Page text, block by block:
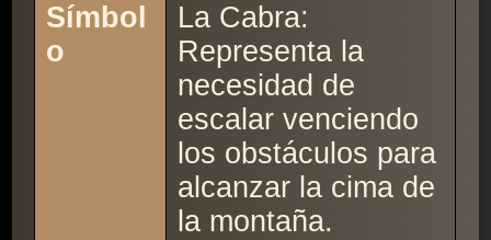
Símbol
o
La Cabra:
Representa la
necesidad de
escalar venciendo
los obstáculos para
alcanzar la cima de
la montaña.